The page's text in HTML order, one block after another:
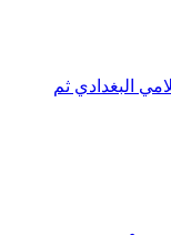
البغدادي ثم